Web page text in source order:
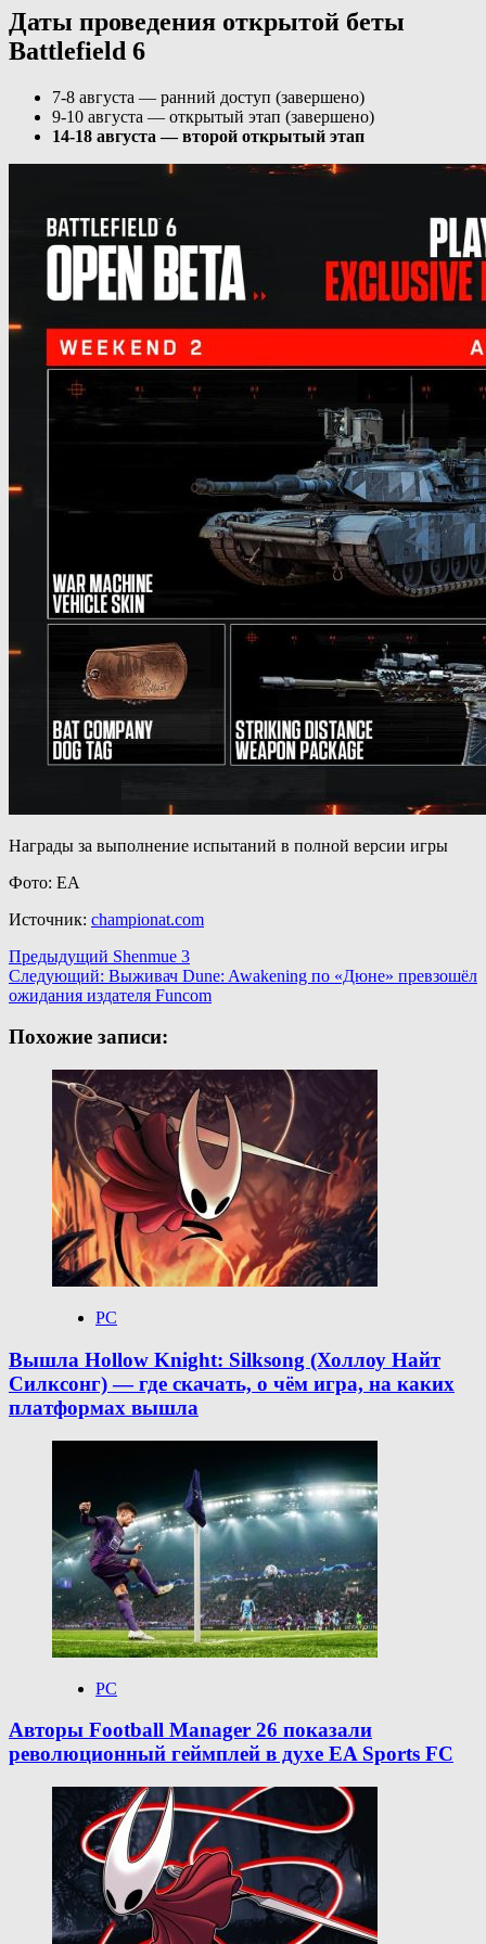
Даты проведения открытой беты
Battlefield 6
7-8 августа — ранний доступ (завершено)
9-10 августа — открытый этап (завершено)
14-18 августа — второй открытый этап
Награды за выполнение испытаний в полной версии игры
Фото: EA
Источник: championat.com
Навигация
записи
Предыдущий Shenmue 3
Следующий: Выживач Dune: Awakening по «Дюне» превзошёл
ожидания издателя Funcom
Похожие записи:
PC
Вышла Hollow Knight: Silksong (Холлоу Найт
Силксонг) — где скачать, о чём игра, на каких
платформах вышла
PC
Авторы Football Manager 26 показали
революционный геймплей в духе EA Sports FC